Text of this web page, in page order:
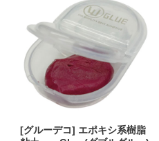
[グルーデコ] エポキシ系樹脂